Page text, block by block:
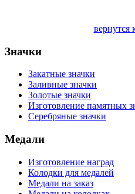
вернутся
Значки
Закатные значки
Заливные значки
Золотые значки
Изготовление памятных
Серебряные значки
Медали
Изготовление наград
Колодки для медалей
Медали на заказ